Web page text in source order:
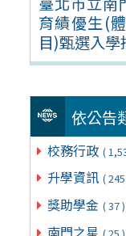
育績優生(
目)甄選入
依公告
校務行政 (
升學資訊 (
獎助學金 ( 37 )
南門之星